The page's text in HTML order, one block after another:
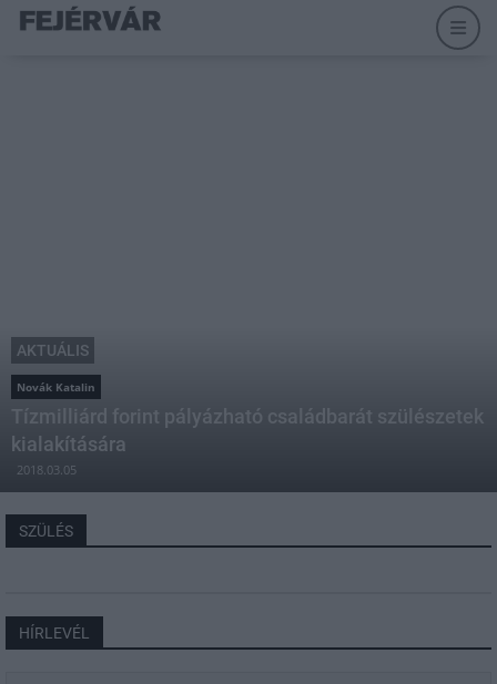
AKTUÁLIS
Novák Katalin
Tízmilliárd forint pályázható családbarát szülészetek
kialakítására
2018.03.05
SZÜLÉS
HÍRLEVÉL